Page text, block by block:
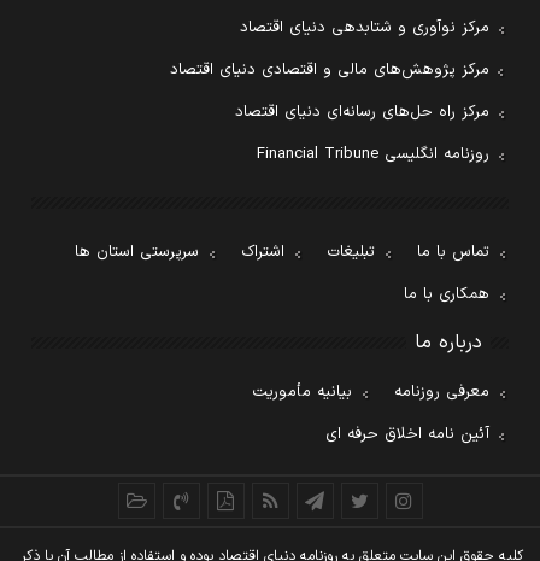
مرکز نوآوری و شتابدهی دنیای اقتصاد
مرکز پژوهش‌های مالی و اقتصادی دنیای اقتصاد
مرکز راه حل‌های رسانه‌ای دنیای اقتصاد
روزنامه انگلیسی Financial Tribune
تماس با ما تبلیغات اشتراک
سرپرستی استان ها
همکاری با ما
درباره ما
معرفی روزنامه
بیانیه مأموریت
آئین نامه اخلاق حرفه ای
کليه حقوق اين سايت متعلق به روزنامه دنيای اقتصاد بوده و استفاده از مطالب آن با ذکر